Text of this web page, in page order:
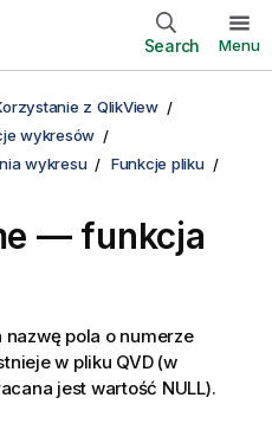
Search Menu
z QlikView
wykresów
wykresu
Funkcje pliku
— funkcja
pola o numerze
w pliku QVD(w
jest wartość NULL).